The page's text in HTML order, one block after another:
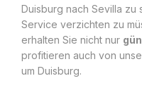
Duisburg nach Sevilla zu
Service verzichten zu
erhalten Sie nicht nur
profitieren auch von
um Duisburg.